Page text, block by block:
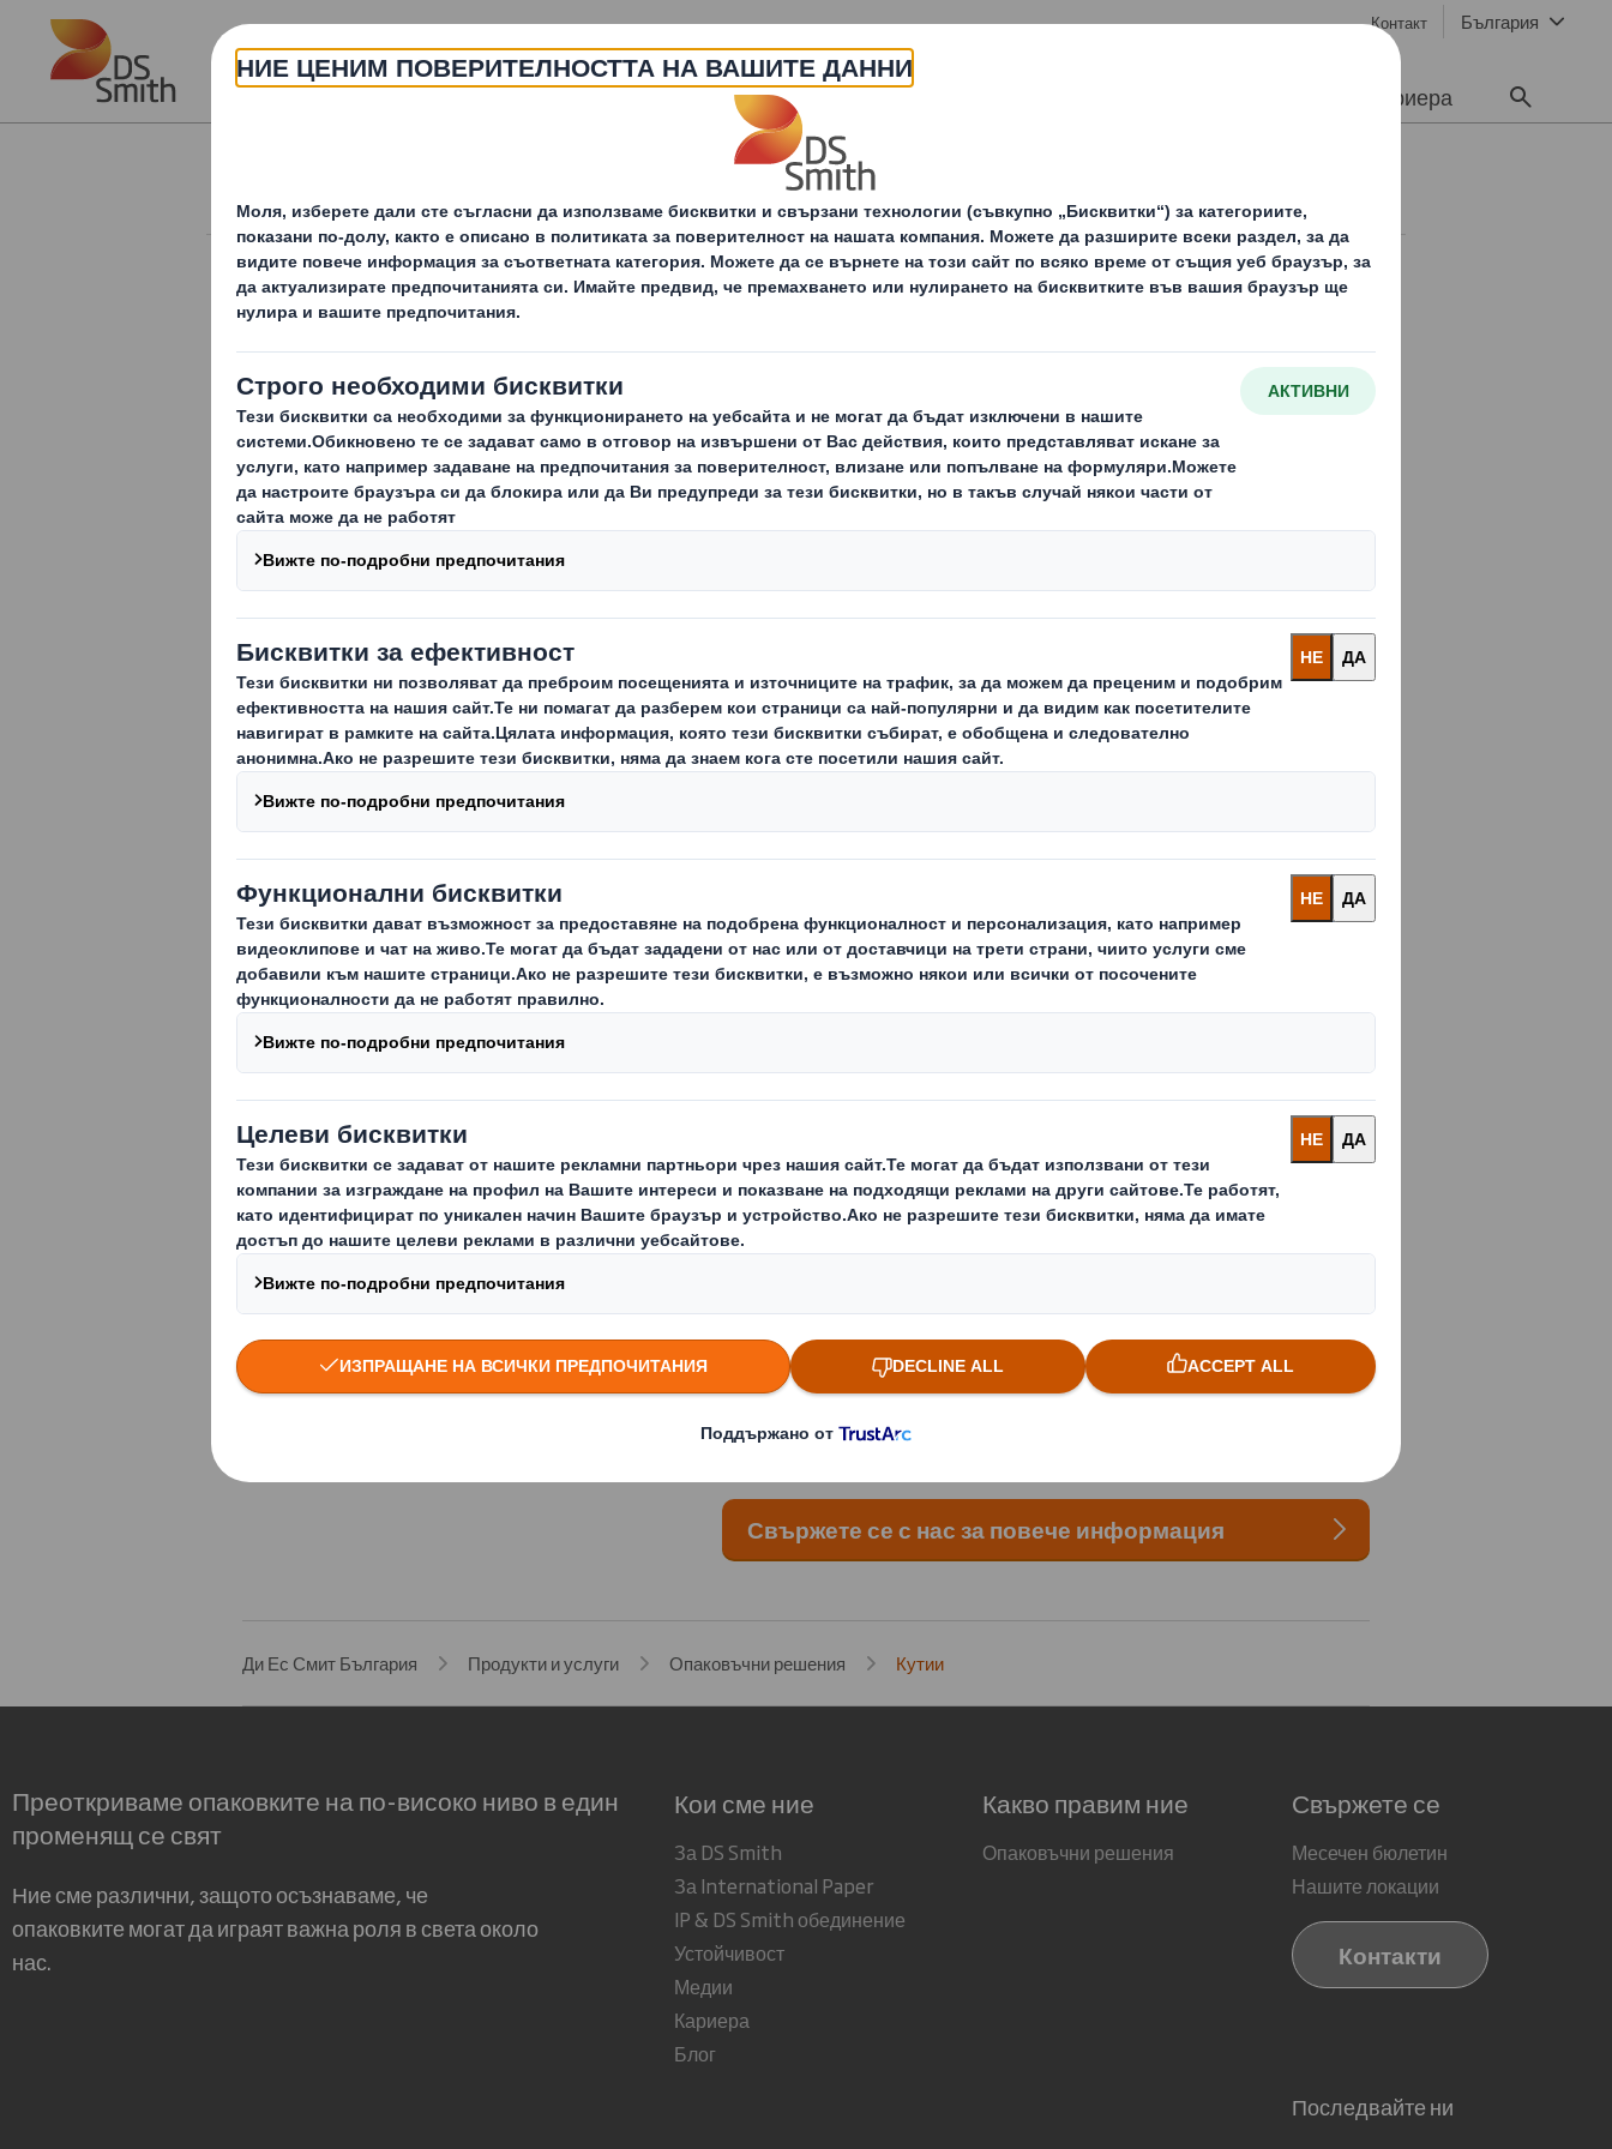
Skip to main content Контакт България
За нас Продукти и услуги Кариера
Кутии от Велпапе
Традиционните ни транзитни опаковки се предлагат с или
съобразени с Вашите нужди.
Нашите дизайнери ще създадат за Вас кутии от велпапе, с които максимално
да се използва наличното пространство и да се оптимизира здравината без да
се влага повече от необходимия материал.
дистрибуция и логистика, както и с изискванията на крайния потребител, за да
Свържете се с нас, ако търсите:
Ефективни опаковки както за автоматизирани, така и за ръчни пакетажни
линии
По-добра разпознаваемост на продуктите и увеличаване на продажбите с
Надеждни щанцовани перфорации за отваряне или дръжки в опаковките
Постоянно и надеждно качество и снабдяване – на местно, национално или
международно ниво
Свържете се с нас за повече информация
AMBALAJE
Кутии
Ди Ес Смит България Продукти и услуги Опаковъчни решения Кутии
Преоткриваме опаковките на по-високо ниво в един
променящ се свят
Ние сме различни, защото осъзнаваме, че
опаковките могат да играят важна роля в света около
нас.
Кои сме ние
За DS Smith
За International Paper
IP & DS Smith обединение
Устойчивост
Медии
Кариера
Блог
Какво правим ние
Опаковъчни решения
Свържете се
Месечен бюлетин
Нашите локации
Контакти
Последвайте ни